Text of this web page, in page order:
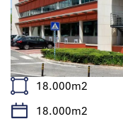
18.000m2
18.000m2